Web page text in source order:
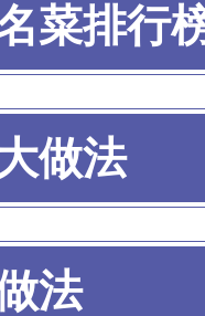
菜排行
做法
法